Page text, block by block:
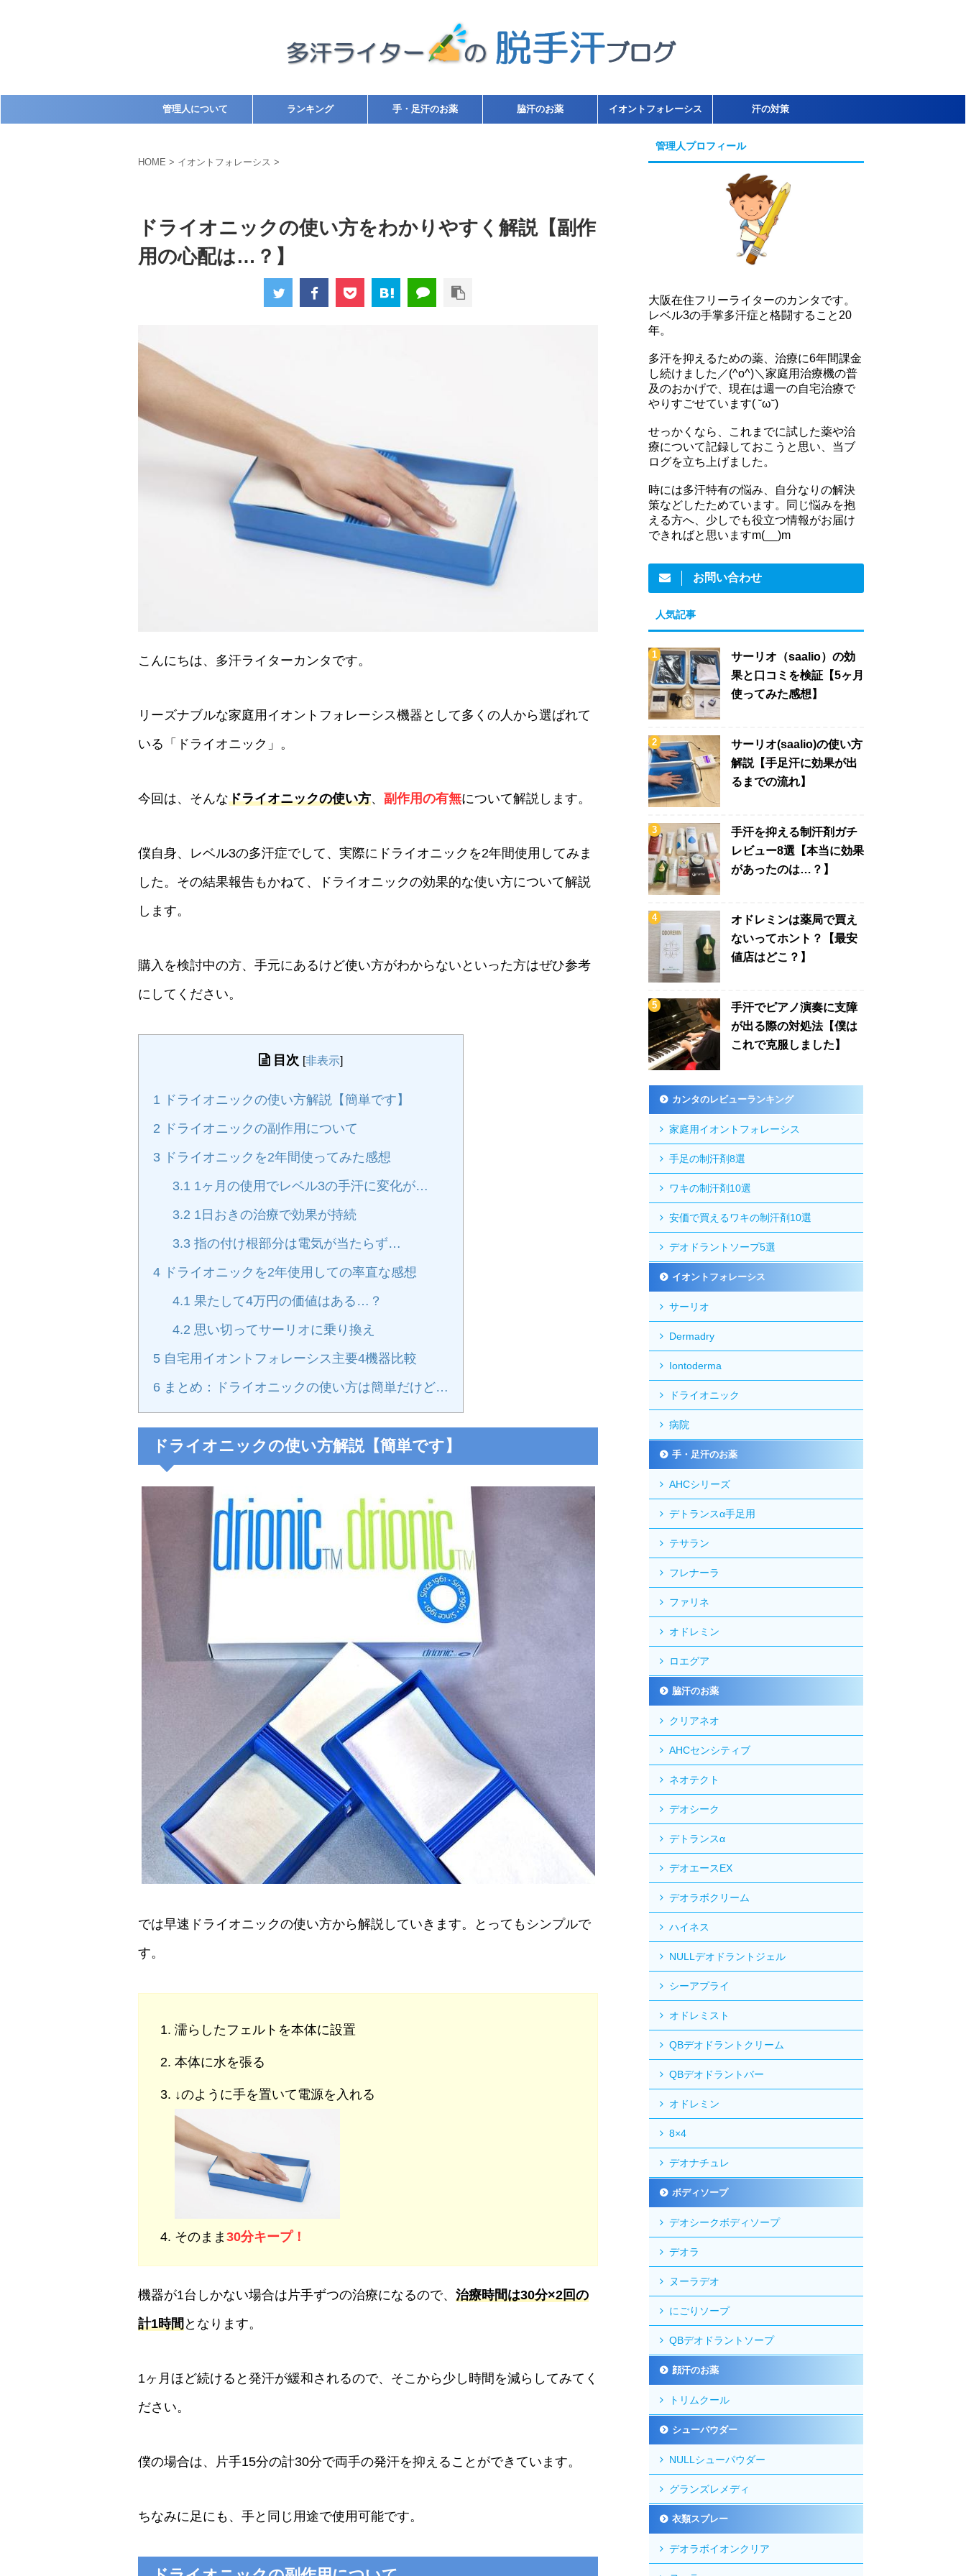
管理人について ランキング 手・足汗のお薬 脇汗のお薬 イオントフォレーシス 汗の対策
HOME > イオントフォレーシス >
ドライオニックの使い方をわかりやすく解説【副作
用の心配は…？】
こんにちは、多汗ライターカンタです。
リーズナブルな家庭用イオントフォレーシス機器として多くの人から選ばれて
いる「ドライオニック」。
今回は、そんなドライオニックの使い方、 副作用の有無について解説します。
僕自身、レベル3の多汗症でして、実際にドライオニックを2年間使用してみま
した。その結果報告もかねて、ドライオニックの効果的な使い方について解説
します。
購入を検討中の方、手元にあるけど使い方がわからないといった方はぜひ参考
にしてください。
目次 [非表示]
1 ドライオニックの使い方解説【簡単です】
2 ドライオニックの副作用について
3 ドライオニックを2年間使ってみた感想
3.1 1ヶ月の使用でレベル3の手汗に変化が…
3.2 1日おきの治療で効果が持続
3.3 指の付け根部分は電気が当たらず…
4 ドライオニックを2年使用しての率直な感想
4.1 果たして4万円の価値はある…？
4.2 思い切ってサーリオに乗り換え
5 自宅用イオントフォレーシス主要4機器比較
6 まとめ：ドライオニックの使い方は簡単だけど…
ドライオニックの使い方解説【簡単です】
では早速ドライオニックの使い方から解説していきます。とってもシンプルで
す。
濡らしたフェルトを本体に設置
本体に水を張る
↓のように手を置いて電源を入れる
そのまま 30分キープ！
機器が1台しかない場合は片手ずつの治療になるので、 治療時間は30分×2回の
計1時間となります。
1ヶ月ほど続けると発汗が緩和されるので、そこから少し時間を減らしてみてく
ださい。
僕の場合は、片手15分の計30分で両手の発汗を抑えることができています。
ちなみに足にも、手と同じ用途で使用可能です。
管理人プロフィール
大阪在住フリーライターのカンタです。
レベル3の手掌多汗症と格闘すること20
年。
多汗を抑えるための薬、治療に6年間課金
し続けました／(^o^)＼家庭用治療機の普
及のおかげで、現在は週一の自宅治療で
やりすごせています( ˘ω˘)
せっかくなら、これまでに試した薬や治
療について記録しておこうと思い、当ブ
ログを立ち上げました。
時には多汗特有の悩み、自分なりの解決
策などしたためています。同じ悩みを抱
える方へ、少しでも役立つ情報がお届け
できればと思いますm(__)m
お問い合わせ
人気記事
サーリオ（saalio）の効
果と口コミを検証【5ヶ月
使ってみた感想】
サーリオ(saalio)の使い方
解説【手足汗に効果が出
るまでの流れ】
手汗を抑える制汗剤ガチ
レビュー8選【本当に効果
があったのは…？】
オドレミンは薬局で買え
ないってホント？【最安
値店はどこ？】
手汗でピアノ演奏に支障
が出る際の対処法【僕は
これで克服しました】
カンタのレビューランキング
家庭用イオントフォレーシス
手足の制汗剤8選
ワキの制汗剤10選
安価で買えるワキの制汗剤10選
デオドラントソープ5選
イオントフォレーシス
サーリオ
Dermadry
Iontoderma
ドライオニック
病院
手・足汗のお薬
AHCシリーズ
デトランスα手足用
テサラン
フレナーラ
ファリネ
オドレミン
ロエグア
脇汗のお薬
クリアネオ
AHCセンシティブ
ネオテクト
デオシーク
デトランスα
デオエースEX
デオラボクリーム
ハイネス
NULLデオドラントジェル
シーアプライ
オドレミスト
QBデオドラントクリーム
QBデオドラントバー
オドレミン
8×4
デオナチュレ
ボディソープ
デオシークボディソープ
デオラ
ヌーラデオ
にごりソープ
QBデオドラントソープ
顔汗のお薬
トリムクール
シューパウダー
NULLシューパウダー
グランズレメディ
衣類スプレー
デオラボイオンクリア